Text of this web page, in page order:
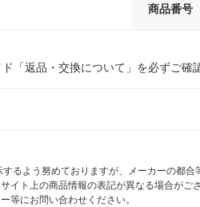
商品番号
「返品・交換について」を必ずご確
るよう努めておりますが、メーカーの都
イト上の商品情報の表記が異なる場合が
等にお問い合わせください。